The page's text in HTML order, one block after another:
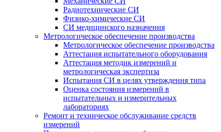
Радиотехнические СИ
Физико-химические СИ
СИ медицинского назначения
Метрологическое обеспечение производства
Метрологическое обеспечение производства
Аттестация испытательного оборудования
Аттестация методик измерений и
метрологическая экспертиза
Испытания СИ в целях утверждения типа
Оценка состояния измерений в
испытательных и измерительных
лабораториях
Ремонт и техническое обслуживание средств
измерений